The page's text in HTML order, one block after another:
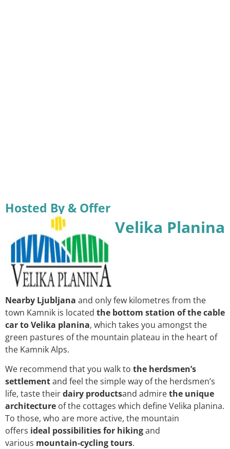
Hosted By & Offer
Velika Planina
Nearby Ljubljana and only few kilometres from the
town Kamnik is located the bottom station of the cable
car to Velika planina, which takes you amongst the
green pastures of the mountain plateau in the heart of
the Kamnik Alps.
We recommend that you walk to the herdsmen’s
settlementand feel the simple way of the herdsmen’s
life, taste theirdairy productsand admirethe unique
architecture of the cottages which define Velika planina.
To those, who are more active, the mountain
offers ideal possibilities for hikingand
various mountain-cycling tours.